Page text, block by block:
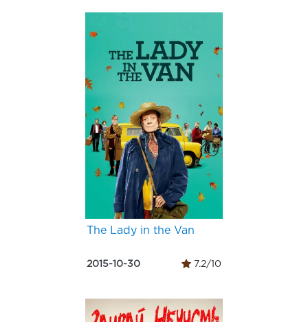
The Lady in the Van
2015-10-30 7.2/10